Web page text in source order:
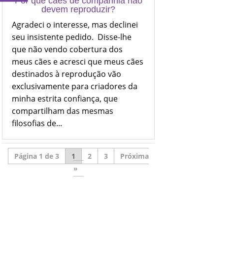
devem reproduzir?
Agradeci o interesse, mas declinei
seu insistente pedido. Disse-lhe
que não vendo cobertura dos
meus cães e acresci que meus cães
destinados à reprodução vão
exclusivamente para criadores da
minha estrita confiança, que
compartilham das mesmas
filosofias de...
Página 1 de 3 1 2
3
»